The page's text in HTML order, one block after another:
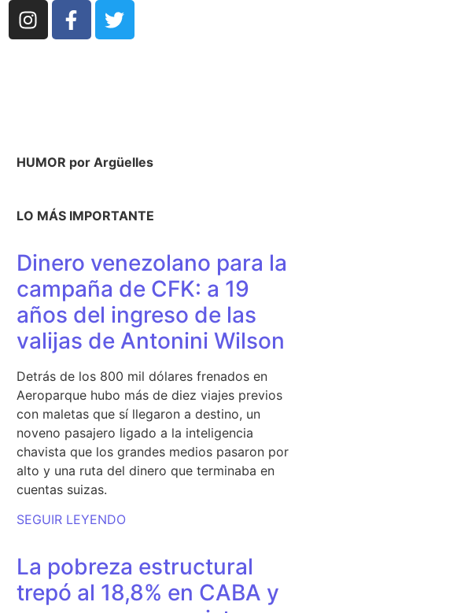
HUMOR por Argüelles​
LO MÁS IMPORTANTE
Dinero venezolano para la
campaña de CFK: a 19
años del ingreso de las
valijas de Antonini Wilson
Detrás de los 800 mil dólares frenados en
Aeroparque hubo más de diez viajes previos
con maletas que sí llegaron a destino, un
noveno pasajero ligado a la inteligencia
chavista que los grandes medios pasaron por
alto y una ruta del dinero que terminaba en
cuentas suizas.
SEGUIR LEYENDO
La pobreza estructural
trepó al 18,8% en CABA y